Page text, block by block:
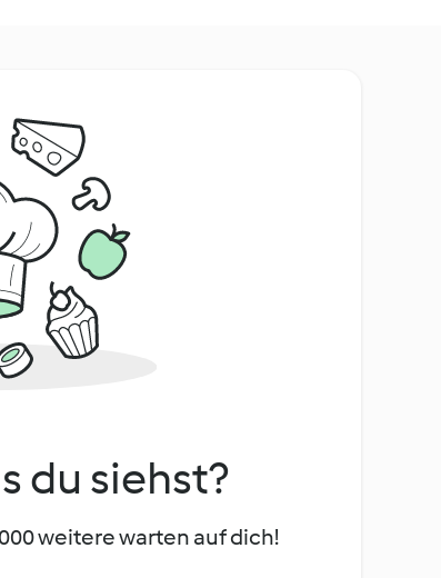
du siehst?
weitere warten auf dich!